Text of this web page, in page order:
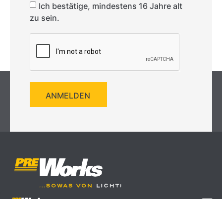
Ich bestätige, mindestens 16 Jahre alt
zu sein.
ANMELDEN